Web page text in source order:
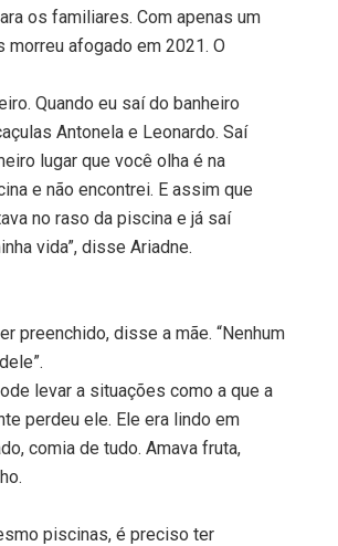
os familiares. Com apenas um
afogado em 2021. O
Quando eu saí do banheiro
Antonela e Leonardo. Saí
lugar que você olha é na
e não encontrei. E assim que
no raso da piscina e já saí
vida”, disse Ariadne.
preenchido, disse a mãe. “Nenhum
levar a situações como a que a
perdeu ele. Ele era lindo em
comia de tudo. Amava fruta,
piscinas, é preciso ter